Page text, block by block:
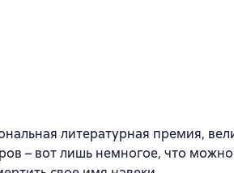
литературная премия,
– вот лишь немногое, что можно